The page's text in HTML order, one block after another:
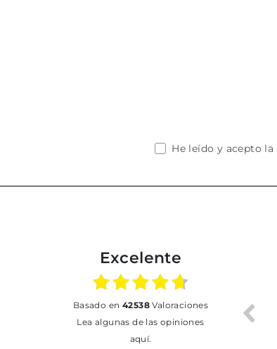
He leído y acepto la
Excelente
basado en 42538Valoraciones
Lea algunas de las opiniones
aquí.